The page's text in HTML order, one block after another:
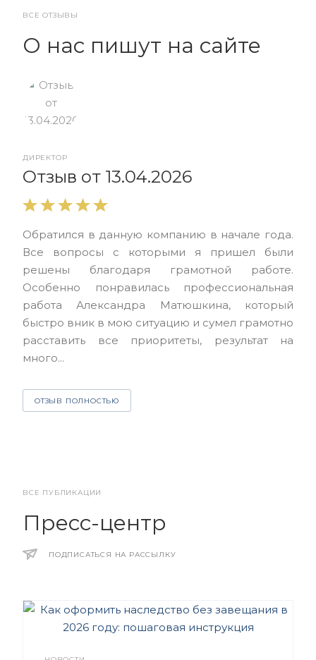
ВСЕ ОТЗЫВЫ
О нас пишут на сайте
ДИРЕКТОР
Отзыв от 13.04.2026
Обратился в данную компанию в начале года.
Все вопросы с которыми я пришел были
решены благодаря грамотной работе.
Особенно понравилась профессиональная
работа Александра Матюшкина, который
быстро вник в мою ситуацию и сумел грамотно
расставить все приоритеты, результат на
много...
ОТЗЫВ ПОЛНОСТЬЮ
ВСЕ ПУБЛИКАЦИИ
Пресс-центр
ПОДПИСАТЬСЯ НА РАССЫЛКУ